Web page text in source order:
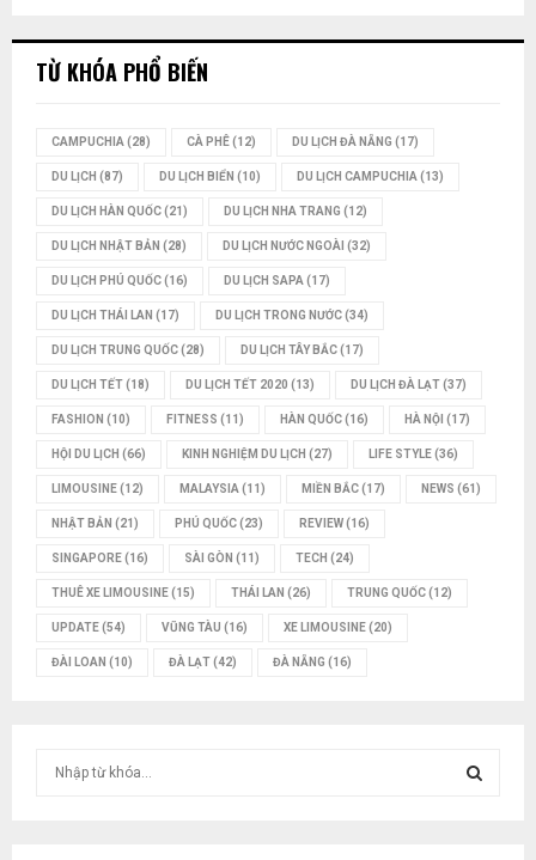
TỪ KHÓA PHỔ BIẾN
CAMPUCHIA (28) CÀ PHÊ(12) DU LỊCH ĐÀ NẴNG (17)
DU LỊCH (87) DU LỊCH BIỂN (10) DU LỊCH CAMPUCHIA (13)
DU LỊCH HÀN QUỐC(21) DU LỊCH NHA TRANG (12)
DU LỊCH NHẬT BẢN (28) DU LỊCH NƯỚC NGOÀI (32)
DU LỊCH PHÚ QUỐC(16) DU LỊCH SAPA (17)
DU LỊCH THÁI LAN (17) DU LỊCH TRONG NƯỚC(34)
DU LỊCH TRUNG QUỐC(28) DU LỊCH TÂY BẮC(17)
DU LỊCH TẾT(18) DU LỊCH TẾT 2020 (13) DU LỊCH ĐÀ LẠT(37)
FASHION (10) FITNESS (11) HÀN QUỐC(16) HÀ NỘI (17)
HỘI DU LỊCH (66) KINH NGHIỆM DU LỊCH (27) LIFE STYLE(36)
LIMOUSINE(12) MALAYSIA (11) MIỀN BẮC(17) NEWS (61)
NHẬT BẢN (21) PHÚ QUỐC(23) REVIEW(16)
SINGAPORE(16) SÀI GÒN (11) TECH (24)
THUÊ XE LIMOUSINE(15) THÁI LAN (26) TRUNG QUỐC(12)
UPDATE(54) VŨNG TÀU (16) XE LIMOUSINE(20)
ĐÀI LOAN (10) ĐÀ LẠT(42) ĐÀ NẴNG (16)